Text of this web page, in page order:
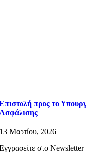
Επιστολή προς το
Ασφάλισης
13 Μαρτίου, 2026
Εγγραφείτε στο Newsletter